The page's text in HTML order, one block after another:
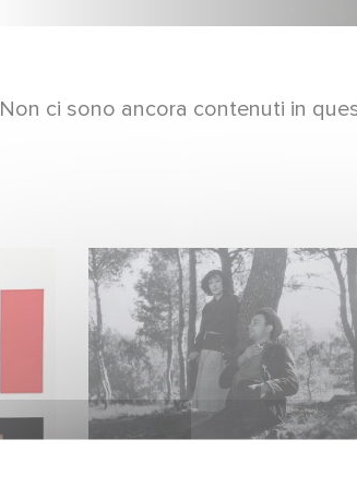
Non ci sono ancora contenuti in